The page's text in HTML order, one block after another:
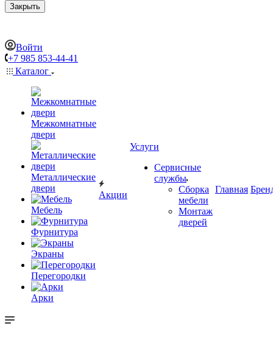
Закрыть
Войти
+7 985 853-44-41
Каталог
Межкомнатные
двери
Металлические
двери
Мебель
Фурнитура
Экраны
Перегородки
Арки
Акции
Услуги
Сервисные
службы
Сборка
мебели
Монтаж
дверей
Главная